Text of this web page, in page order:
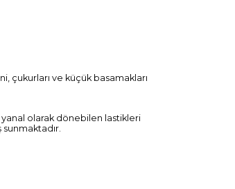
çukurları ve küçük basamakları
olarak dönebilen lastikleri